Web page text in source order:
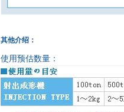
其他介绍：
使用预估数量：